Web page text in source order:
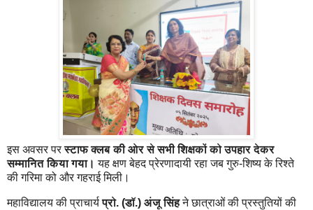
इस अवसर परस्टाफ क्लब की ओर से सभी शिक्षकों को उपहार देकर
सम्मानित किया गया। यह क्षण बेहद प्रेरणादायी रहा जब गुरु-शिष्य के रिश्ते
की गरिमा को और गहराई मिली।
महाविद्यालय की प्राचार्यप्रो. (डॉ.) अंजू सिंहने छात्राओं की प्रस्तुतियों की